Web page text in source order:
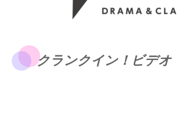
クランクイン！ビデオ